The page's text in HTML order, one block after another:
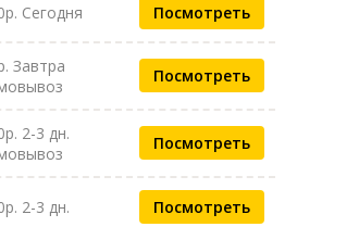
Сегодня Посмотреть
Завтра
Посмотреть
2-3 дн.
Посмотреть
2-3 дн. Посмотреть